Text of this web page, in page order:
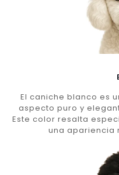
El caniche blanco es
aspecto puro y
Este color resalta
una apariencia